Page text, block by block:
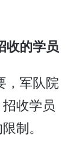
收的学员
，军队院
收学员
制。